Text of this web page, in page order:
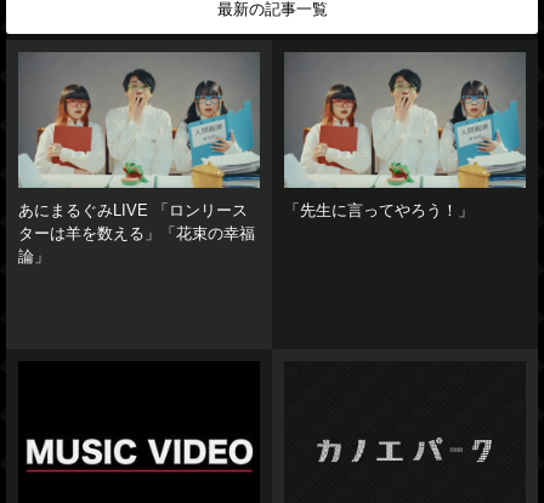
最新の記事一覧
あにまるぐみLIVE 「ロンリース
ターは羊を数える」「花束の幸福
論」
「先生に言ってやろう！」